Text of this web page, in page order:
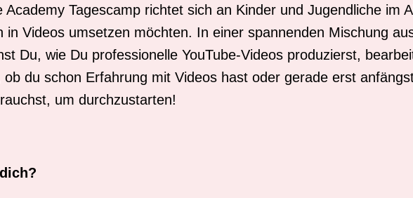
Academy Tagescamp richtet sich an Kinder und Jugendliche im
in Videos umsetzen möchten. In einer spannenden Mischung
Du, wie Du professionelle YouTube-Videos produzierst,
ob du schon Erfahrung mit Videos hast oder gerade erst
um durchzustarten!